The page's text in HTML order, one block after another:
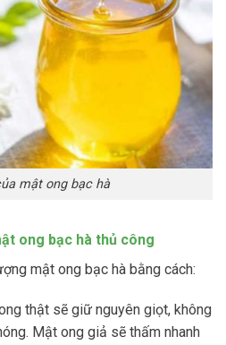
mật ong bạc hà
ong bạc hà thủ công
mật ong bạc hà bằng cách:
thật sẽ giữ nguyên giọt, không
Mật ong giả sẽ thấm nhanh